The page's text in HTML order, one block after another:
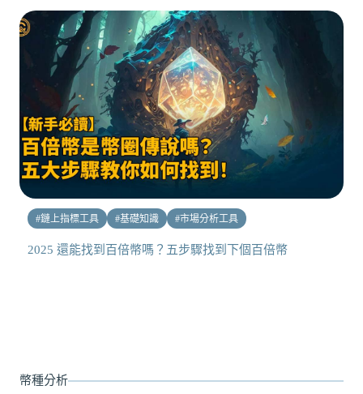
#鏈上指標工具 #基礎知識 #市場分析工具
2025 還能找到百倍幣嗎？五步驟找到下個百倍幣
幣種分析